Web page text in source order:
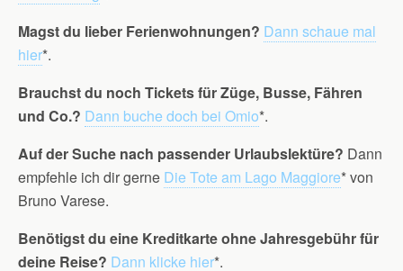
Magst du lieber Ferienwohnungen? Dann schaue mal
hier*.
Brauchst du noch Tickets für Züge, Busse, Fähren
und Co.? Dann buche doch bei Omio*.
Auf der Suche nach passender Urlaubslektüre? Dann
empfehle ich dir gerne Die Tote am Lago Maggiore* von
Bruno Varese.
Benötigst du eine Kreditkarte ohne Jahresgebühr für
deine Reise? Dann klicke hier*.